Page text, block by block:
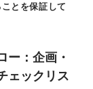
とを保証して
ー：企画・
ェックリス